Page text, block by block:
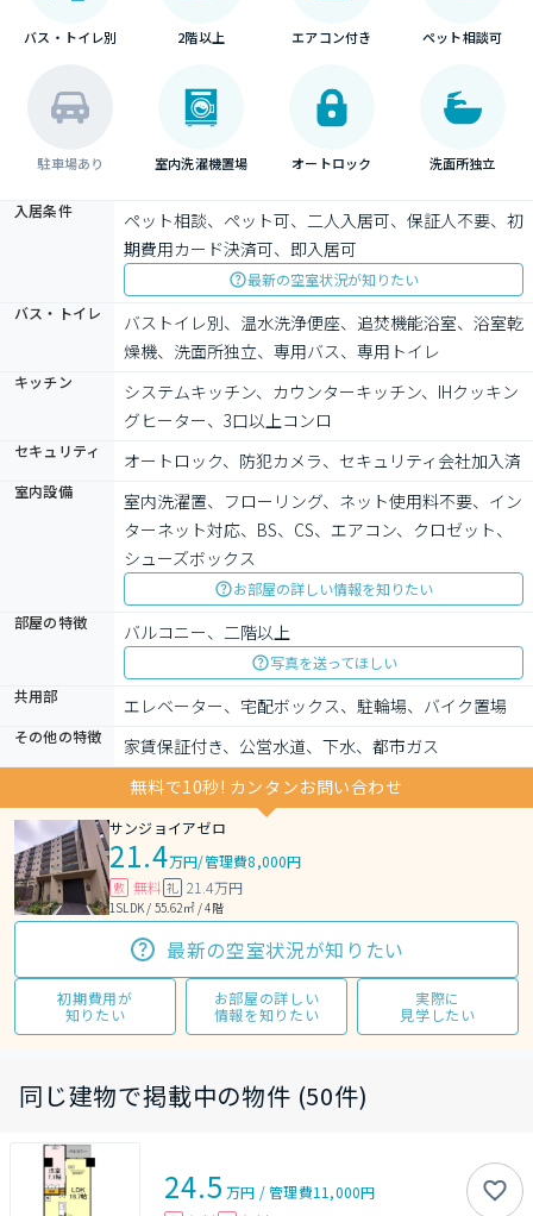
バス・トイレ別 2階以上 エアコン付き ペット相談可
駐車場あり 室内洗濯機置場 オートロック 洗面所独立
入居条件
ペット相談、ペット可、二人入居可、保証人不要、初
期費用カード決済可、即入居可
最新の空室状況が知りたい
バス・トイレ
バストイレ別、温水洗浄便座、追焚機能浴室、浴室乾
燥機、洗面所独立、専用バス、専用トイレ
キッチン
システムキッチン、カウンターキッチン、IHクッキン
グヒーター、3口以上コンロ
セキュリティ オートロック、防犯カメラ、セキュリティ会社加入済
室内設備
室内洗濯置、フローリング、ネット使用料不要、イン
ターネット対応、BS、CS、エアコン、クロゼット、
シューズボックス
お部屋の詳しい情報を知りたい
部屋の特徴
バルコニー、二階以上
写真を送ってほしい
共用部
エレベーター、宅配ボックス、駐輪場、バイク置場
その他の特徴
家賃保証付き、公営水道、下水、都市ガス
無料で10秒! カンタンお問い合わせ
サンジョイアゼロ
21.4万円/管理費8,000円
敷 無料 礼 21.4万円
1SLDK / 55.62㎡ / 4階
最新の空室状況が知りたい
初期費用が
知りたい
お部屋の詳しい
情報を知りたい
実際に
見学したい
同じ建物で掲載中の物件 (50件)
24.5 万円 /管理費11,000円